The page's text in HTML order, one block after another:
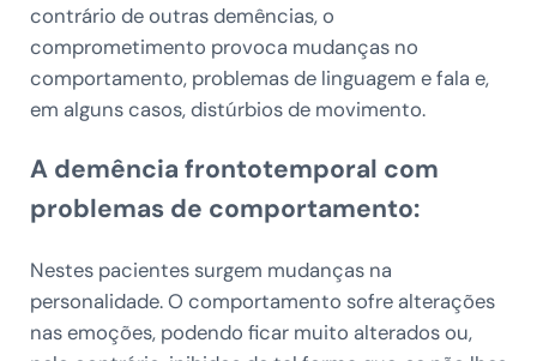
contrário de outras demências, o
comprometimento provoca mudanças no
comportamento, problemas de linguagem e fala e,
em alguns casos, distúrbios de movimento.
A demência frontotemporal com
problemas de comportamento:
Nestes pacientes surgem mudanças na
personalidade. O comportamento sofre alterações
nas emoções, podendo ficar muito alterados ou,